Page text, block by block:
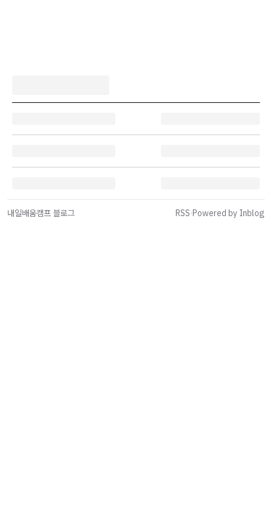
내일배움캠프 블로그 RSS·Powered by Inblog